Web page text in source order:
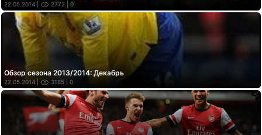
22.05.2014 | 2772 | 0
Обзор сезона 2013/2014: Декабрь
22.05.2014 | 3185 | 0